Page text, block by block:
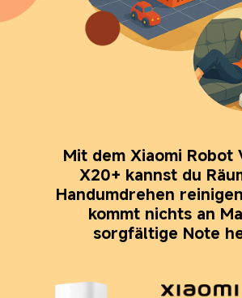
Mit dem Xiaomi Robot
X20+ kannst du
Handumdrehen
kommt nichts an
sorgfältige Note